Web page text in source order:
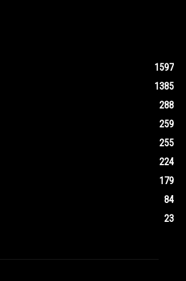
1597
1385
288
259
255
224
179
84
23